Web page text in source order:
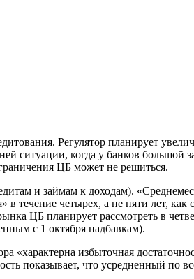
Регулятор планирует
ситуации, когда у банков большой
ЦБ может не решиться.
и займам к доходам).
течение четырех, а не пяти лет,
ЦБ планирует рассмотреть в
с 1 октября надбавкам).
«характерна избыточная
показывает, что усредненный по